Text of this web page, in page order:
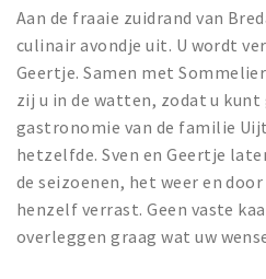
Uitjes & activiteiten
Toeristische routes
Natuurgebieden
Baroniepoorten
Sport
Privacy
Aan de fraaie zuidrand van
culinair avondje uit. U wordt
Geertje. Samen met
zij u in de watten, zodat u kunt
gastronomie van de familie
hetzelfde. Sven en Geertje
de seizoenen, het weer en
henzelf verrast. Geen vaste
overleggen graag wat uw